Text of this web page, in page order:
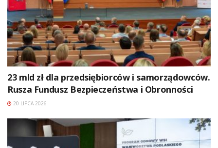
23 mld zł dla przedsiębiorców i samorządowców.
Rusza Fundusz Bezpieczeństwa i Obronności
20 LIPCA 2026